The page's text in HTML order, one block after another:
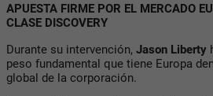
APUESTA FIRME POR EL MERCADO
CLASE DISCOVERY
Durante su intervención, Jason Liberty
peso fundamental que tiene Europa
global de la corporación.